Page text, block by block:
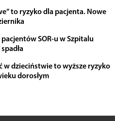
to ryzyko dla pacjenta. Nowe
SOR-u w Szpitalu
w dzieciństwie to wyższe ryzyko
dorosłym